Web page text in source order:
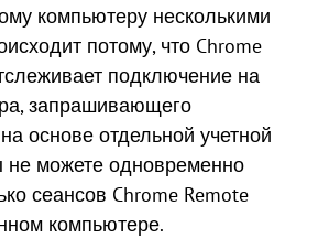
компьютеру несколькими
потому, что Chrome
подключение на
запрашивающего
основе отдельной учетной
не можете одновременно
сеансов Chrome Remote
компьютере.